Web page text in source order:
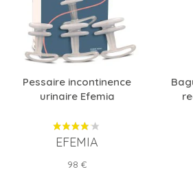
Pessaire incontinence
urinaire Efemia
EFEMIA
Prix
98 €